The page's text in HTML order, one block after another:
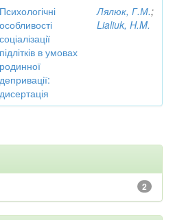
Психологічні
особливості
соціалізації
підлітків в умовах
родинної
депривації:
дисертація
Лялюк, Г.М.;
Lialiuk, H.M.
2